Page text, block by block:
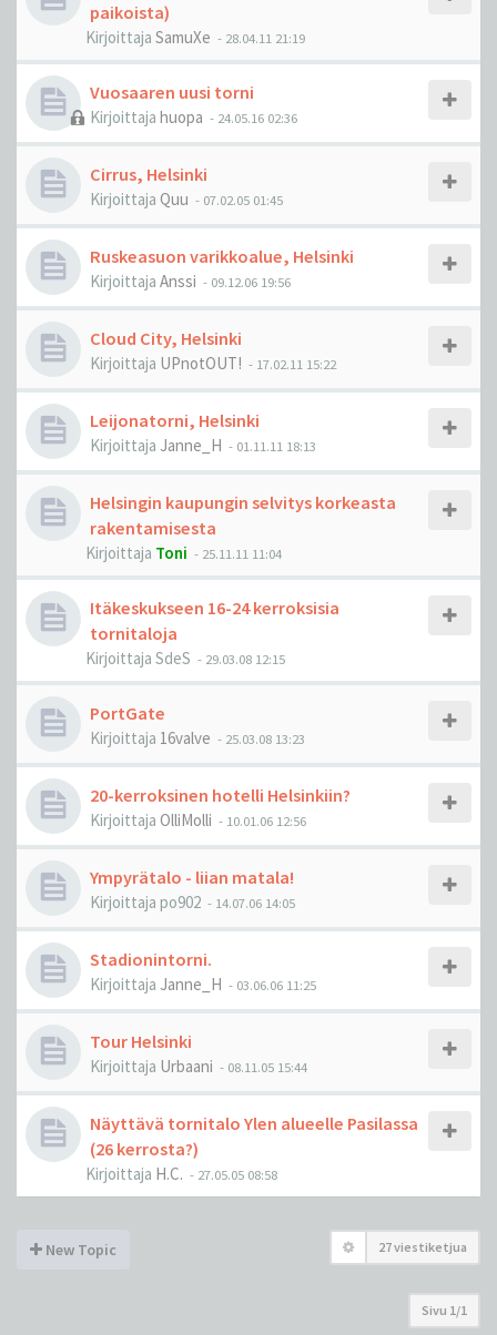
paikoista)
Kirjoittaja SamuXe - 28.04.11 21:19
Vuosaaren uusi torni
Kirjoittaja huopa - 24.05.16 02:36
Cirrus, Helsinki
Kirjoittaja Quu - 07.02.05 01:45
Ruskeasuon varikkoalue, Helsinki
Kirjoittaja Anssi - 09.12.06 19:56
Cloud City, Helsinki
Kirjoittaja UPnotOUT! - 17.02.11 15:22
Leijonatorni, Helsinki
Kirjoittaja Janne_H - 01.11.11 18:13
Helsingin kaupungin selvitys korkeasta
rakentamisesta
Kirjoittaja Toni - 25.11.11 11:04
Itäkeskukseen 16-24 kerroksisia
tornitaloja
Kirjoittaja SdeS - 29.03.08 12:15
PortGate
Kirjoittaja 16valve - 25.03.08 13:23
20-kerroksinen hotelli Helsinkiin?
Kirjoittaja OlliMolli - 10.01.06 12:56
Ympyrätalo - liian matala!
Kirjoittaja po902 - 14.07.06 14:05
Stadionintorni.
Kirjoittaja Janne_H - 03.06.06 11:25
Tour Helsinki
Kirjoittaja Urbaani - 08.11.05 15:44
Näyttävä tornitalo Ylen alueelle Pasilassa
(26 kerrosta?)
Kirjoittaja H.C. - 27.05.05 08:58
New Topic 27 viestiketjua
Sivu 1/1